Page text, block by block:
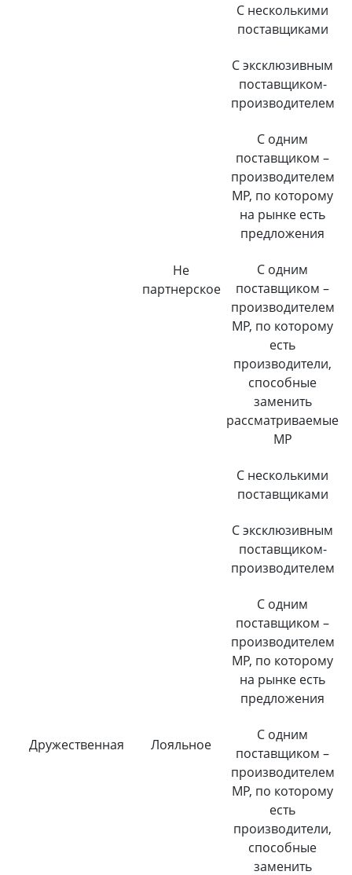
С несколькими
поставщиками
Дружественная
Не
партнерское
С эксклюзивным
поставщиком-
производителем
С одним
поставщиком –
производителем
МР, по которому
на рынке есть
предложения
С одним
поставщиком –
производителем
МР, по которому
есть
производители,
способные
заменить
рассматриваемые
МР
С несколькими
поставщиками
Лояльное
С эксклюзивным
поставщиком-
производителем
С одним
поставщиком –
производителем
МР, по которому
на рынке есть
предложения
С одним
поставщиком –
производителем
МР, по которому
есть
производители,
способные
заменить